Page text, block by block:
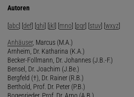
Autoren
[abc] [def] [ghi] [jkl] [mno] [pqr] [stuv] [wxyz]
Anhäuser, Marcus (M.A.)
Arnheim, Dr. Katharina (K.A.)
Becker-Follmann, Dr. Johannes (J.B.-F.)
Bensel, Dr. Joachim (J.Be.)
Bergfeld (†), Dr. Rainer (R.B.)
Berthold, Prof. Dr. Peter (P.B.)
Bogenrieder, Prof. Dr. Arno (A.B.)